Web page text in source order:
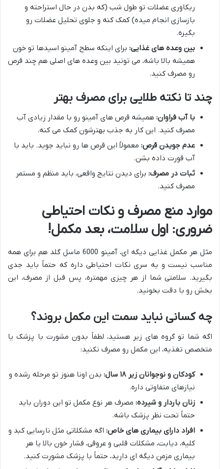
ریکاوری عضلات تو طول شب (که بدن در حال استراحته و
بازسازی انجام میده) کمک کنه و جلوی تحلیل عضلات رو
بگیره.
بین وعده های غذایی: برای اینکه سطح آمینو اسیدها تو خون
همیشه بالا باشه، می تونید بین وعده های اصلی هم چند قرص
رو مصرف کنید.
چند تا نکته طلایی برای مصرف بهتر
با آب فراوان: همیشه قرص های آمینو رو با مقدار زیادی آب
مصرف کنید. این کار به جذب بهترشون کمک می کنه.
عدم جویدن قرص: معمولاً این قرص ها رو نباید جوید. باید با
آب قورت داده بشن.
ثبات در مصرف: برای دیدن نتایج واقعی، باید منظم و مستمر
مصرف کنید.
موارد منع مصرف و نکات احتیاطی
ضروری: اول سلامت، بعد مکمل!
مثل هر مکمل غذایی دیگه ای، آمینو 6000 ماسل گلد هم برای همه
مناسب نیست و یه سری نکات احتیاطی داره که حتماً باید جدی
بگیرید. سلامتی شما از هر چیزی مهمتره، پس قبل از مصرف، این
بخش رو با دقت بخونید.
چه کسانی نباید سمت این مکمل بروند؟
اگه شما تو گروه های زیر هستید، لطفاً بدون مشورت با پزشک یا
متخصص تغذیه، این مکمل رو مصرف نکنید:
کودکان و نوجوانان زیر ۱۸ سال:
بدن اونا هنوز تو مرحله رشده و
نیازهای متفاوتی داره.
زنان باردار و شیرده: مصرف هر نوع مکمل تو این دوران باید
حتماً تحت نظر پزشک باشه.
افراد دارای بیماری های خاص: اگه مشکلاتی مثل نارسایی کبد و
کلیه، دیابت، مشکلات قلبی و عروقی، فشار خون بالا یا هر
بیماری مزمن دیگه ای دارید، حتماً با پزشک مشورت کنید.